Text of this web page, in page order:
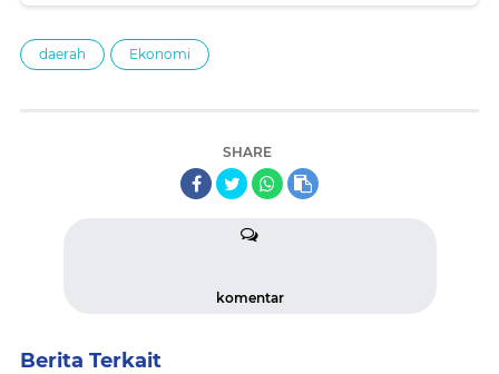
daerah Ekonomi
SHARE
komentar
Berita Terkait